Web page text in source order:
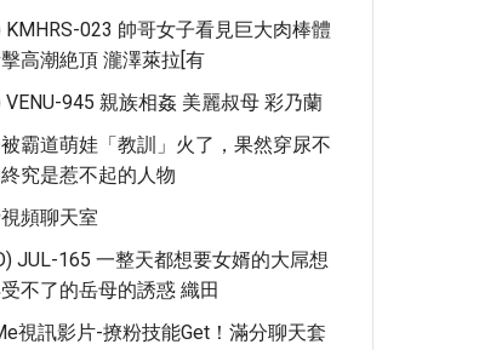
KMHRS-023 帥哥女子看見巨大肉棒體
高潮絶頂 瀧澤萊拉[有
VENU-945 親族相姦 美麗叔母 彩乃蘭
霸道萌娃「教訓」火了，果然穿尿不
究是惹不起的人物
頻聊天室
JUL-165 一整天都想要女婿的大屌想
不了的岳母的誘惑 織田
視訊影片-撩粉技能Get！滿分聊天套